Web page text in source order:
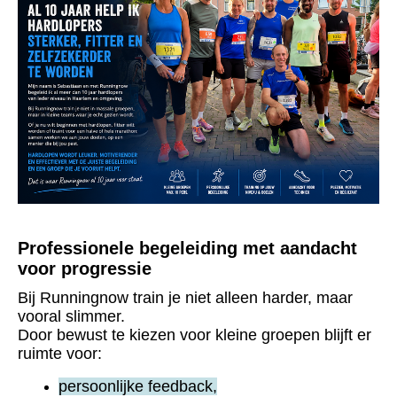
Professionele begeleiding met aandacht
voor progressie
Bij Runningnow train je niet alleen harder, maar
vooral slimmer.
Door bewust te kiezen voor kleine groepen blijft er
ruimte voor:
persoonlijke feedback,